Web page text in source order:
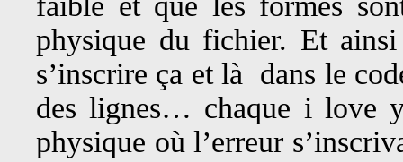
physique du fichier. Et
s’inscrire ça et là dans le
des lignes… chaque i love
physique où l’erreur